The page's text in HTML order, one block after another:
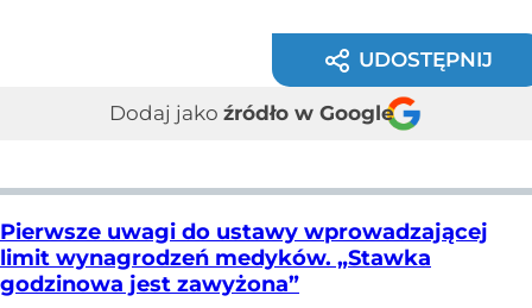
UDOSTĘPNIJ
Dodaj jako źródło w Google
Pierwsze uwagi do ustawy wprowadzającej
limit wynagrodzeń medyków. „Stawka
godzinowa jest zawyżona”